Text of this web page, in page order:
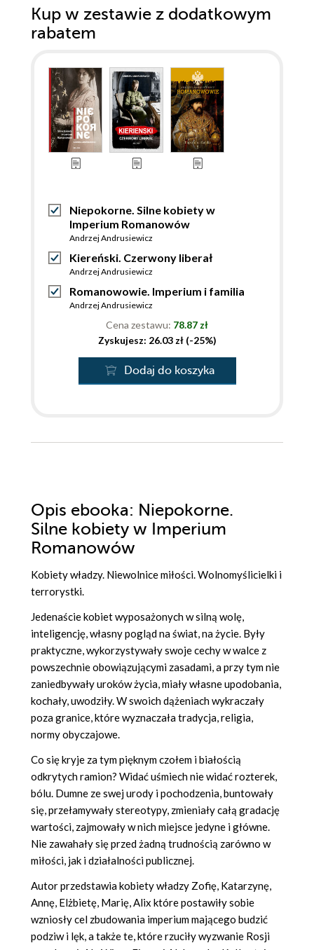
Kup w zestawie z dodatkowym
rabatem
Niepokorne. Silne kobiety w
Imperium Romanowów
Andrzej Andrusiewicz
Kiereński. Czerwony liberał
Andrzej Andrusiewicz
Romanowowie. Imperium i familia
Andrzej Andrusiewicz
Cena zestawu: 78.87 zł
Zyskujesz: 26.03 zł (-25%)
Dodaj do koszyka
Opis ebooka: Niepokorne.
Silne kobiety w Imperium
Romanowów
Kobiety władzy. Niewolnice miłości. Wolnomyślicielki i
terrorystki.
Jedenaście kobiet wyposażonych w silną wolę,
inteligencję, własny pogląd na świat, na życie. Były
praktyczne, wykorzystywały swoje cechy w walce z
powszechnie obowiązującymi zasadami, a przy tym nie
zaniedbywały uroków życia, miały własne upodobania,
kochały, uwodziły. W swoich dążeniach wykraczały
poza granice, które wyznaczała tradycja, religia,
normy obyczajowe.
Co się kryje za tym pięknym czołem i białością
odkrytych ramion? Widać uśmiech nie widać rozterek,
bólu. Dumne ze swej urody i pochodzenia, buntowały
się, przełamywały stereotypy, zmieniały całą gradację
wartości, zajmowały w nich miejsce jedyne i główne.
Nie zawahały się przed żadną trudnością zarówno w
miłości, jak i działalności publicznej.
Autor przedstawia kobiety władzy Zofię, Katarzynę,
Annę, Elżbietę, Marię, Alix które postawiły sobie
wzniosły cel zbudowania imperium mającego budzić
podziw i lęk, a także te, które rzuciły wyzwanie Rosji